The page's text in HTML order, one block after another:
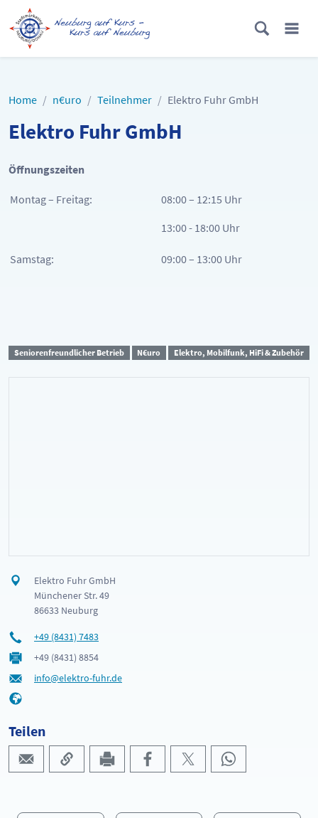
Home n€uro Teilnehmer Elektro Fuhr GmbH
Elektro Fuhr GmbH
Öffnungszeiten
Montag – Freitag:
08:00 – 12:15 Uhr
13:00 - 18:00 Uhr
Samstag: 09:00 – 13:00 Uhr
Seniorenfreundlicher Betrieb N€uro Elektro, Mobilfunk, HiFi & Zubehör
Elektro Fuhr GmbH
Münchener Str. 49
86633 Neuburg
+49 (8431) 7483
+49 (8431) 8854
info@elektro-fuhr.de
Teilen